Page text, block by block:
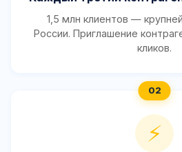
1,5 млн клиентов —
России. Приглашение
кликов.
⚡